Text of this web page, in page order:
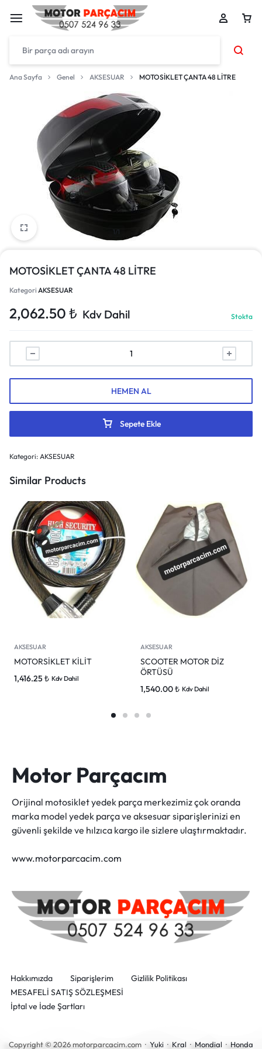
Ana Sayfa Genel AKSESUAR MOTOSİKLET ÇANTA 48 LİTRE
1/1
MOTOSİKLET ÇANTA 48 LİTRE
Kategori AKSESUAR
2,062.50 ₺ Kdv Dahil Stokta
Sepete Ekle
HEMEN AL
Kategori: AKSESUAR
Similar Products
AKSESUAR
MOTORSİKLET KİLİT
1,416.25 ₺ Kdv Dahil
AKSESUAR
SCOOTER MOTOR DİZ
ÖRTÜSÜ
1,540.00₺ Kdv Dahil
Motor Parçacım
Orijinal motosiklet yedek parça merkezimiz çok oranda
marka model yedek parça ve aksesuar siparişlerinizi en
güvenli şekilde ve hılzıca kargo ile sizlere ulaştırmaktadır.
www.motorparcacim.com
Hakkımızda Siparişlerim
Gizlilik Politikası
MESAFELİ SATIŞ SÖZLEŞMESİ
İptal ve İade Şartları
Copyright © 2026 motorparcacim.com · Yuki · Kral · Mondial · Honda